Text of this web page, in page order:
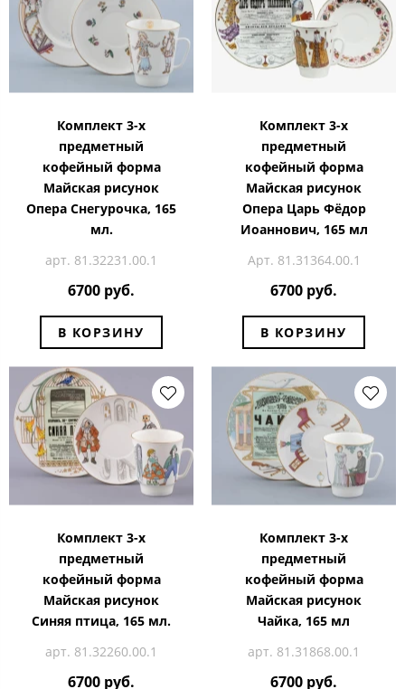
Комплект 3-х
предметный
кофейный форма
Майская рисунок
Опера Снегурочка, 165
мл.
арт. 81.32231.00.1
6700 руб.
В КОРЗИНУ
Комплект 3-х
предметный
кофейный форма
Майская рисунок
Опера Царь Фёдор
Иоаннович, 165 мл
Арт. 81.31364.00.1
6700 руб.
В КОРЗИНУ
Комплект 3-х
предметный
кофейный форма
Майская рисунок
Синяя птица, 165 мл.
арт. 81.32260.00.1
6700 руб.
Комплект 3-х
предметный
кофейный форма
Майская рисунок
Чайка, 165 мл
арт. 81.31868.00.1
6700 руб.